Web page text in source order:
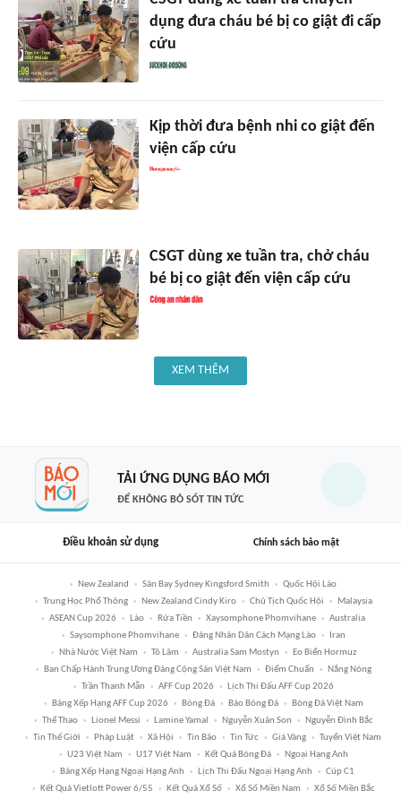
dụng đưa cháu bé bị co giật đi cấp
cứu
Kịp thời đưa bệnh nhi co giật đến
viện cấp cứu
CSGT dùng xe tuần tra, chở cháu
bé bị co giật đến viện cấp cứu
XEM THÊM
TẢI ỨNG DỤNG BÁO MỚI
ĐỂ KHÔNG BỎ SÓT TIN TỨC
Điều khoản sử dụng Chính sách bảo mật
New Zealand Sân Bay Sydney Kingsford Smith
Quốc Hội Lào
Trung Học Phổ Thông
New Zealand Cindy Kiro Chủ Tịch Quốc Hội
Malaysia
ASEAN Cup 2026
Lào Rửa Tiền Xaysomphone Phomvihane
Australia
Saysomphone Phomvihane
Đảng Nhân Dân Cách Mạng Lào
Iran
Nhà Nước Việt Nam
Tô Lâm Australia Sam Mostyn
Eo Biển Hormuz
Ban Chấp Hành Trung Ương Đảng Cộng Sản Việt Nam
Điểm Chuẩn
Nắng Nóng
Trần Thanh Mẫn
AFF Cup 2026
Lịch Thi Đấu AFF Cup 2026
Bảng Xếp Hạng AFF Cup 2026
Bóng Đá Báo Bóng Đá
Bóng Đá Việt Nam
Thể Thao
Lionel Messi Lamine Yamal Nguyễn Xuân Son
Nguyễn Đình Bắc
Tin Thế Giới
Pháp Luật Xã Hội Tin Bão Tin Tức Giá Vàng
Tuyển Việt Nam
U23 Việt Nam
U17 Việt Nam Kết Quả Bóng Đá
Ngoại Hạng Anh
Bảng Xếp Hạng Ngoại Hạng Anh
Lịch Thi Đấu Ngoại Hạng Anh
Cúp C1
Kết Quả Vietlott Power 6/55
Kết Quả Xổ Số Xổ Số Miền Nam Xổ Số Miền Bắc